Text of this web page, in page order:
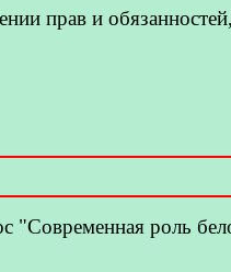
прав и
"Современная роль